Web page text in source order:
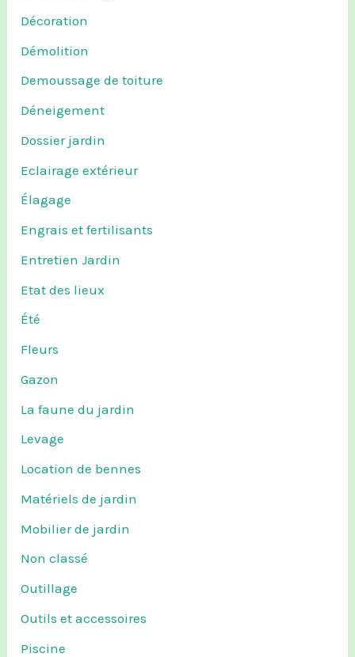
Décoration
Démolition
Demoussage de toiture
Déneigement
Dossier jardin
Eclairage extérieur
Élagage
Engrais et fertilisants
Entretien Jardin
Etat des lieux
Été
Fleurs
Gazon
La faune du jardin
Levage
Location de bennes
Matériels de jardin
Mobilier de jardin
Non classé
Outillage
Outils et accessoires
Piscine